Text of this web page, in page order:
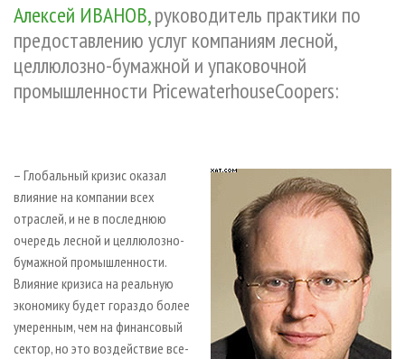
Алексей ИВАНОВ,руководитель практики по
предоставлению услуг компаниям лесной,
целлюлозно-бумажной и упаковочной
промышленности PricewaterhouseCoopers:
– Глобальный кризис оказал
влияние на компании всех
отраслей, и не в последнюю
очередь лесной и целлюлозно-
бумажной промышленности.
Влияние кризиса на реальную
экономику будет гораздо более
умеренным, чем на финансовый
сектор, но это воздействие все-